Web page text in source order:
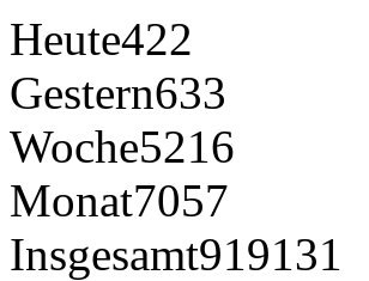
Heute422
Gestern633
Woche5216
Monat7057
Insgesamt919131